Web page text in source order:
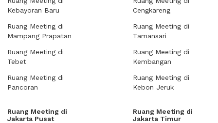
Kebayoran Baru
Ruang Meeting di
Mampang Prapatan
Ruang Meeting di
Tebet
Ruang Meeting di
Pancoran
Cengkareng
Ruang Meeting di
Tamansari
Ruang Meeting di
Kembangan
Ruang Meeting di
Kebon Jeruk
Ruang Meeting di
Jakarta Pusat
Ruang Meeting di
Jakarta Timur